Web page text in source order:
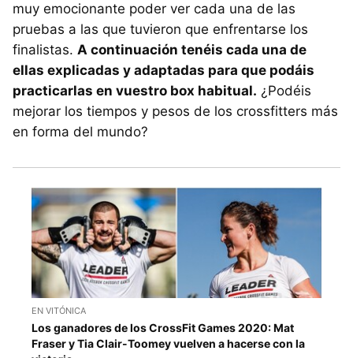
muy emocionante poder ver cada una de las
pruebas a las que tuvieron que enfrentarse los
finalistas. A continuación tenéis cada una de
ellas explicadas y adaptadas para que podáis
practicarlas en vuestro box habitual. ¿Podéis
mejorar los tiempos y pesos de los crossfitters más
en forma del mundo?
EN VITÓNICA
Los ganadores de los CrossFit Games 2020: Mat
Fraser y Tia Clair-Toomey vuelven a hacerse con la